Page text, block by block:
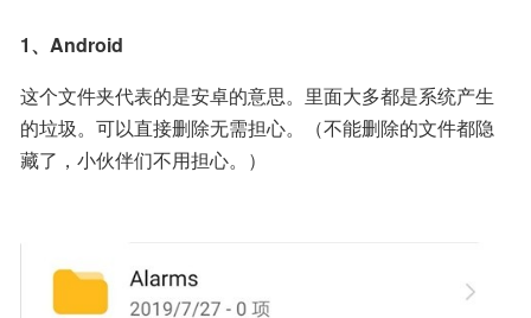
1、Android
这个文件夹代表的是安卓的意思。里面大多都是系统产生
的垃圾。可以直接删除无需担心。（不能删除的文件都隐
藏了，小伙伴们不用担心。）